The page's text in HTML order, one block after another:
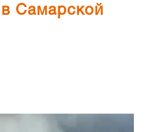
Самарской